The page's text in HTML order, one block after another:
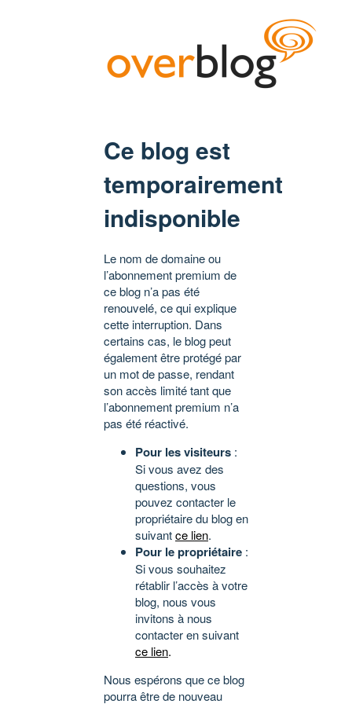
Ce blog est
temporairement
indisponible
Le nom de domaine ou
l’abonnement premium de
ce blog n’a pas été
renouvelé, ce qui explique
cette interruption. Dans
certains cas, le blog peut
également être protégé par
un mot de passe, rendant
son accès limité tant que
l’abonnement premium n’a
pas été réactivé.
Pour les visiteurs :
Si vous avez des
questions, vous
pouvez contacter le
propriétaire du blog en
suivantce lien.
Pour le propriétaire :
Si vous souhaitez
rétablir l’accès à votre
blog, nous vous
invitons à nous
contacter en suivant
ce lien.
Nous espérons que ce blog
pourra être de nouveau